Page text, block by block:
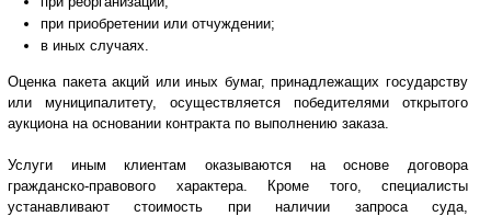
при приобретении или отчуждении;
в иных случаях.
Оценка пакета акций или иных бумаг, принадлежащих государству
или муниципалитету, осуществляется победителями открытого
аукциона на основании контракта по выполнению заказа.
Услуги иным клиентам оказываются на основе договора
гражданско-правового характера. Кроме того, специалисты
устанавливают стоимость при наличии запроса суда,